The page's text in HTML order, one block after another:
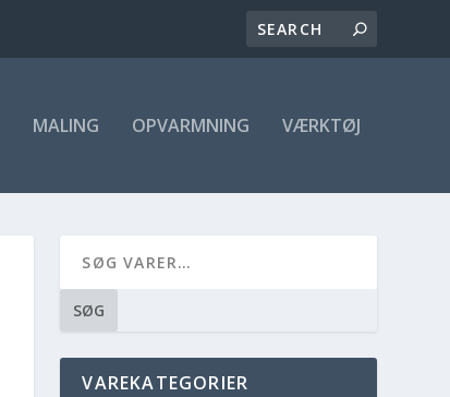
MALING OPVARMNING VÆRKTØJ
SØG
VAREKATEGORIER